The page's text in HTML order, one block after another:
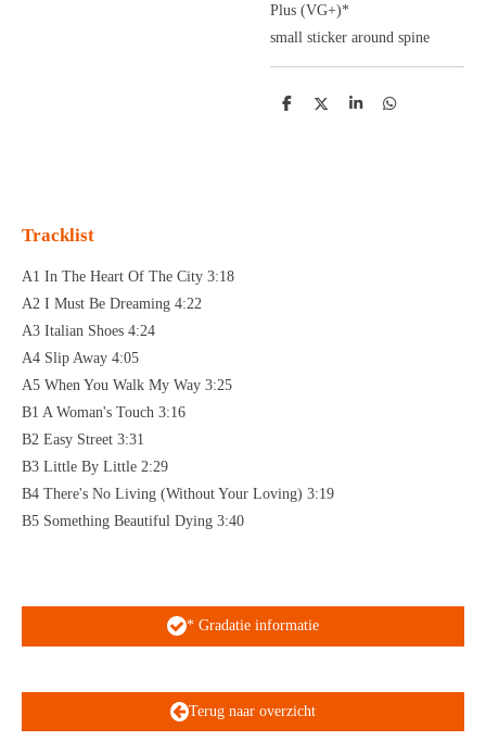
Plus (VG+)*
small sticker around spine
D
D
S
D
Tracklist
A1 In The Heart Of The City 3:18
A2 I Must Be Dreaming 4:22
A3 Italian Shoes 4:24
A4 Slip Away 4:05
A5 When You Walk My Way 3:25
B1 A Woman's Touch 3:16
B2 Easy Street 3:31
B3 Little By Little 2:29
B4 There's No Living (Without Your Loving) 3:19
B5 Something Beautiful Dying 3:40
* Gradatie informatie
Terug naar overzicht